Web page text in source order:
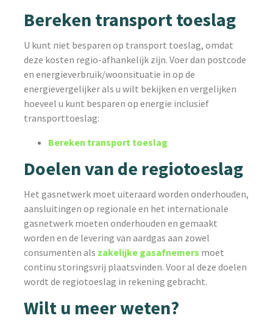
Bereken transport toeslag
U kunt niet besparen op transport toeslag, omdat
deze kosten regio-afhankelijk zijn. Voer dan postcode
en energieverbruik/woonsituatie in op de
energievergelijker als u wilt bekijken en vergelijken
hoeveel u kunt besparen op energie inclusief
transporttoeslag:
Bereken transport toeslag
Doelen van de regiotoeslag
Het gasnetwerk moet uiteraard worden onderhouden,
aansluitingen op regionale en het internationale
gasnetwerk moeten onderhouden en gemaakt
worden en de levering van aardgas aan zowel
consumenten als zakelijke gasafnemers moet
continu storingsvrij plaatsvinden. Voor al deze doelen
wordt de regiotoeslag in rekening gebracht.
Wilt u meer weten?